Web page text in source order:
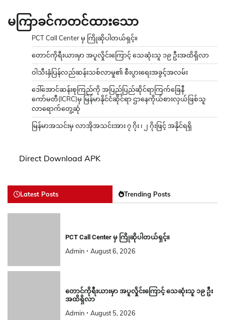
မကြာခင်ကတင်ထားသော
PCT Call Center မှ ကြိုဆိုပါတယ်ရှင့်။
တောင်ကိုရီးယားမှာ အပူလှိုင်းကြောင့် သေဆုံးသူ ၁၉ ဦးအထိရှိလာ
ဝါသီးနှံပြန်လည်ဆန်းသစ်လာမှု၏ စီးပွားရေးအခွင့်အလမ်း
ဒေါ်အောင်ဆန်းစုကြည်ကို အပြည်ပြည်ဆိုင်ရာကြက်ခြေနီ
ကော်မတီ(ICRC)မှ မြန်မာနိုင်ငံဆိုင်ရာ ဌာနေကိုယ်စားလှယ်ဖြစ်သူ
လာရောက်တွေ့ဆုံ
မြန်မာအသင်းမှ လာအိုအသင်းအား ၇ ဂိုး ၊ ၂ ဂိုးဖြင့် အနိုင်ရရှိ
Direct Download APK
Latest Posts Trending Posts
PCT Call Center မှ ကြိုဆိုပါတယ်ရှင့်။
Admin August 6, 2026
တောင်ကိုရီးယားမှာ အပူလှိုင်းကြောင့် သေဆုံးသူ ၁၉ ဦး
အထိရှိလာ
Admin August 5, 2026